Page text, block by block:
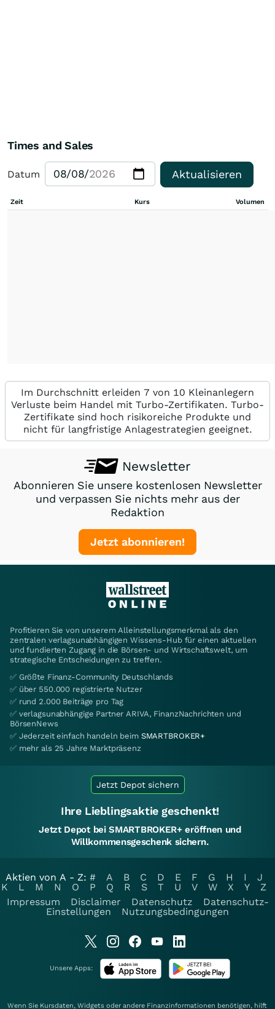
Times and Sales
Datum Aktualisieren
Zeit Kurs Volumen
Im Durchschnitt erleiden 7 von 10 Kleinanlegern
Verluste beim Handel mit Turbo-Zertifikaten. Turbo-
Zertifikate sind hoch risikoreiche Produkte und
nicht für langfristige Anlagestrategien geeignet.
Newsletter
Abonnieren Sie unsere kostenlosen Newsletter
und verpassen Sie nichts mehr aus der
Redaktion
Jetzt abonnieren!
Profitieren Sie von unserem Alleinstellungsmerkmal als den
zentralen verlagsunabhängigen Wissens-Hub für einen aktuellen
und fundierten Zugang in die Börsen- und Wirtschaftswelt, um
strategische Entscheidungen zu treffen.
✅ Größte Finanz-Community Deutschlands
✅ über 550.000 registrierte Nutzer
✅ rund 2.000 Beiträge pro Tag
✅ verlagsunabhängige Partner ARIVA, FinanzNachrichten und
BörsenNews
✅ Jederzeit einfach handeln beim SMARTBROKER+
✅ mehr als 25 Jahre Marktpräsenz
Jetzt Depot sichern
Ihre Lieblingsaktie geschenkt!
Jetzt Depot bei SMARTBROKER+ eröffnen und
Willkommensgeschenk sichern.
Aktien von A - Z: # A B C D E F G H I
J
K
L M N O P Q R S T U V W X Y
Z
Impressum
Disclaimer Datenschutz
Datenschutz-
Einstellungen
Nutzungsbedingungen
Unsere Apps:
Wenn Sie Kursdaten, Widgets oder andere Finanzinformationen benötigen, hilft